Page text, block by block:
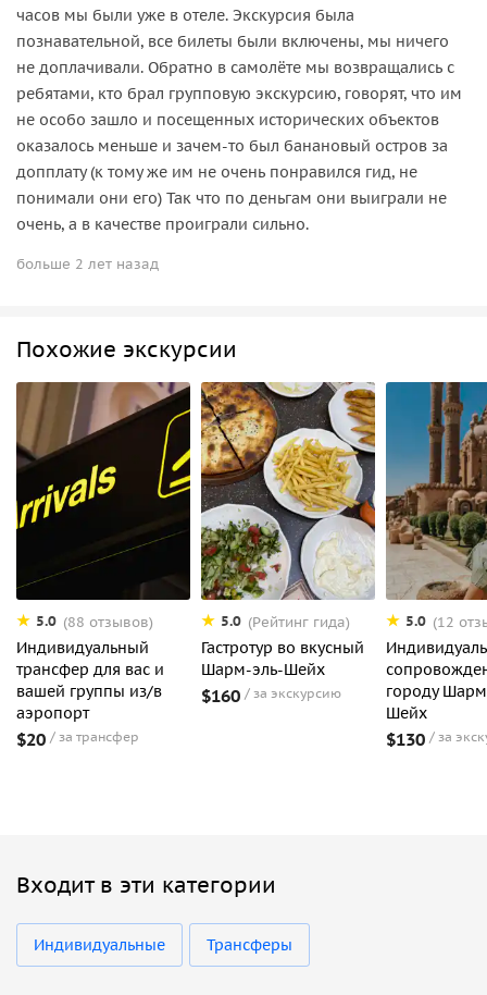
часов мы были уже в отеле. Экскурсия была
познавательной, все билеты были включены, мы ничего
не доплачивали. Обратно в самолёте мы возвращались с
ребятами, кто брал групповую экскурсию, говорят, что им
не особо зашло и посещенных исторических объектов
оказалось меньше и зачем-то был банановый остров за
допплату (к тому же им не очень понравился гид, не
понимали они его) Так что по деньгам они выиграли не
очень, а в качестве проиграли сильно.
больше 2 лет назад
Похожие экскурсии
5.0 (88 отзывов)
Индивидуальный
трансфер для вас и
вашей группы из/в
аэропорт
$20 за трансфер
5.0 (Рейтинг гида)
Гастротур во вкусный
Шарм-эль-Шейх
$160 за экскурсию
5.0 (12
городу
Шейх
$130 за
Входит в эти категории
Индивидуальные Трансферы